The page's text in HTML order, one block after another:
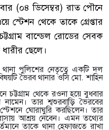
(০৪ ডিসেম্বর) রাত পৌনে
স্টেশন থেকে তাকে গ্রেপ্তার
বান্ডেল রোডের সেবক
ছেলে।
থানা পুলিশের নেতৃত্বে একটি দল
ভৈরব থানার ওসি মো. শাহিন
চট্টগ্রাম থেকে রওনা হয়ে বুধবার
তার শ্বশুরবাড়ি ভৈরবের
ঘোরাঘুরি করছিলেন। তার
আশ্রয় নেবেন। এমন তথ্যের
তাকে থানা হেফাজতে রাখা